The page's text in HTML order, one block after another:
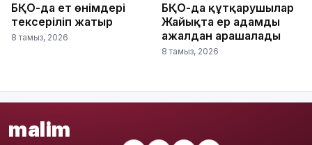
БҚО-да ет өнімдері
тексеріліп жатыр
8 тамыз, 2026
БҚО-да құтқарушылар
Жайықта ер адамды
ажалдан арашалады
8 тамыз, 2026
malim